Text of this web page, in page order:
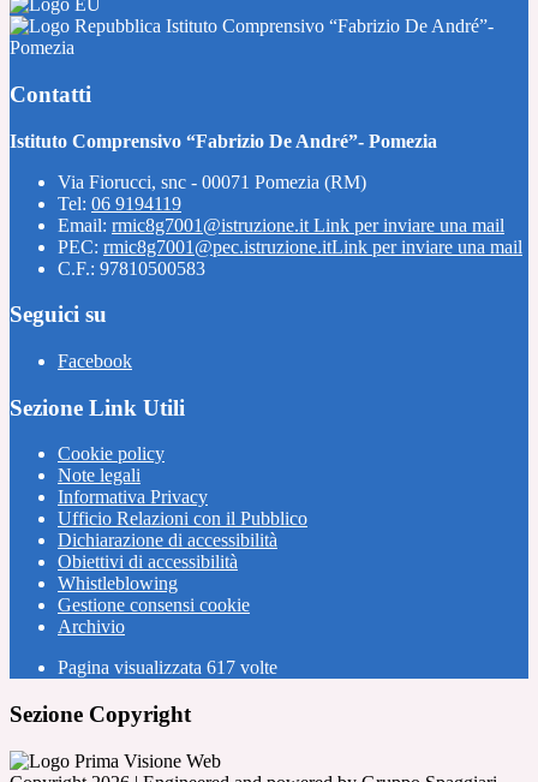
Istituto Comprensivo “Fabrizio De André”-
Pomezia
Contatti
Istituto Comprensivo “Fabrizio De André”- Pomezia
Via Fiorucci, snc - 00071 Pomezia (RM)
Tel: 06 9194119
Email: rmic8g7001@istruzione.it Link per inviare una mail
PEC: rmic8g7001@pec.istruzione.itLink per inviare una mail
C.F.: 97810500583
Seguici su
Facebook
Sezione Link Utili
Cookie policy
Note legali
Informativa Privacy
Ufficio Relazioni con il Pubblico
Dichiarazione di accessibilità
Obiettivi di accessibilità
Whistleblowing
Gestione consensi cookie
Archivio
Pagina visualizzata 617 volte
Sezione Copyright